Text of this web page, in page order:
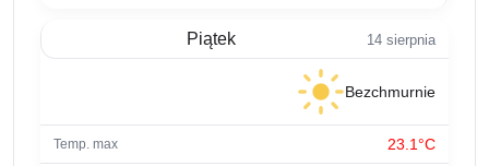
Piątek 14 sierpnia
Bezchmurnie
23.1°C